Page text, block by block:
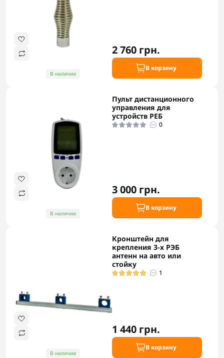
В наличии
2 760 грн.
В корзину
В наличии
Пульт дистанционного
управления для
устройств РЕБ
0
3 000 грн.
В корзину
В наличии
Кронштейн для
крепления 3-х РЭБ
антенн на авто или
стойку
1
1 440 грн.
В корзину